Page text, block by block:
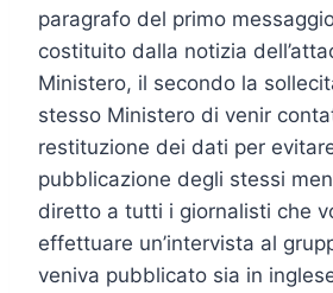
paragrafo del primo
costituito dalla notizia
Ministero, il secondo la
stesso Ministero di venir
restituzione dei dati per
pubblicazione degli stessi
diretto a tutti i giornalisti che
effettuare un’intervista al
veniva pubblicato sia in